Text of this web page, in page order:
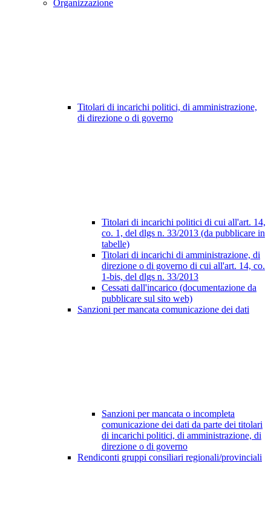
Organizzazione
Titolari di incarichi politici, di amministrazione,
di direzione o di governo
Titolari di incarichi politici di cui all'art. 14,
co. 1, del dlgs n. 33/2013 (da pubblicare in
tabelle)
Titolari di incarichi di amministrazione, di
direzione o di governo di cui all'art. 14, co.
1-bis, del dlgs n. 33/2013
Cessati dall'incarico (documentazione da
pubblicare sul sito web)
Sanzioni per mancata comunicazione dei dati
Sanzioni per mancata o incompleta
comunicazione dei dati da parte dei titolari
di incarichi politici, di amministrazione, di
direzione o di governo
Rendiconti gruppi consiliari regionali/provinciali